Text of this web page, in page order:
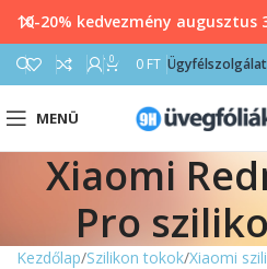
0 0 FT
MENÜ
Xiaomi
Pro
Kezdőlap Szilikon tokok Xiaomi
10-20% kedvezmény augusztus